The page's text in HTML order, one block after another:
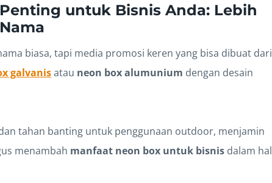
untuk Bisnis Anda: Lebih
biasa, tapi media promosi keren yang bisa dibuat dari
galvanisatau neon box alumunium dengan desain
tahan banting untuk penggunaan outdoor, menjamin
menambah manfaat neon box untuk bisnis dalam hal